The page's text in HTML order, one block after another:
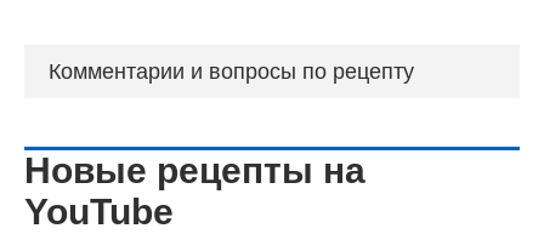
Комментарии и вопросы по рецепту
Новые рецепты на
YouTube